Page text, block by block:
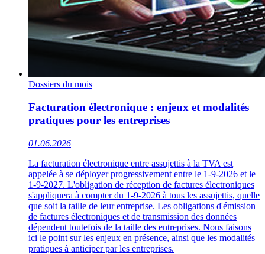
Dossiers du mois
Facturation électronique : enjeux et modalités
pratiques pour les entreprises
01.06.2026
La facturation électronique entre assujettis à la TVA est
appelée à se déployer progressivement entre le 1-9-2026 et le
1-9-2027. L'obligation de réception de factures électroniques
s'appliquera à compter du 1-9-2026 à tous les assujettis, quelle
que soit la taille de leur entreprise. Les obligations d'émission
de factures électroniques et de transmission des données
dépendent toutefois de la taille des entreprises. Nous faisons
ici le point sur les enjeux en présence, ainsi que les modalités
pratiques à anticiper par les entreprises.